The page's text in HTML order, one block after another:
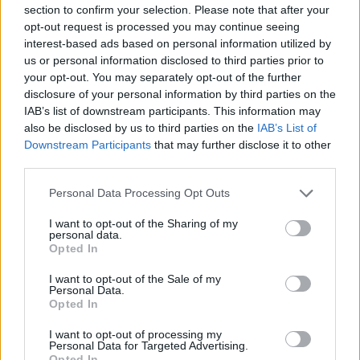
section to confirm your selection. Please note that after your
opt-out request is processed you may continue seeing
interest-based ads based on personal information utilized by
us or personal information disclosed to third parties prior to
your opt-out. You may separately opt-out of the further
disclosure of your personal information by third parties on the
IAB’s list of downstream participants. This information may
also be disclosed by us to third parties on the IAB’s List of
Downstream Participants that may further disclose it to other
Personal Data Processing Opt Outs
I want to opt-out of the Sharing of my
personal data.
Opted In
I want to opt-out of the Sale of my
Personal Data.
Opted In
I want to opt-out of processing my
Personal Data for Targeted Advertising.
11/09/2011
Addio Province. Arrivano le città
metropolitane
11/09/2011
Dopo due mesi di protesta
abbiamo deciso di ritenere
conclusa l'esperienza della
nostra campagna «Via le
11/09/2011